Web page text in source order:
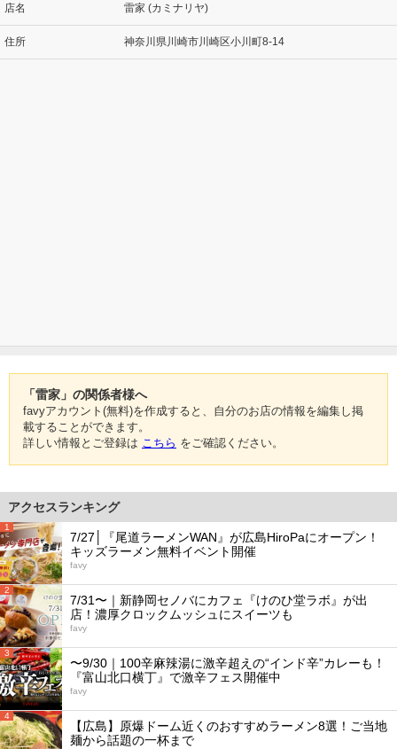
店名 雷家 (カミナリヤ)
住所 神奈川県川崎市川崎区小川町8-14
「雷家」の関係者様へ
favyアカウント(無料)を作成すると、自分のお店の情報を編集し掲
載することができます。
詳しい情報とご登録は こちら をご確認ください。
アクセスランキング
1
7/27│『尾道ラーメンWAN』が広島HiroPaにオープン！
キッズラーメン無料イベント開催
favy
2
7/31〜｜新静岡セノバにカフェ『けのひ堂ラボ』が出
店！濃厚クロックムッシュにスイーツも
favy
3
〜9/30｜100辛麻辣湯に激辛超えの“インド辛”カレーも！
『富山北口横丁』で激辛フェス開催中
favy
4
【広島】原爆ドーム近くのおすすめラーメン8選！ご当地
麺から話題の一杯まで